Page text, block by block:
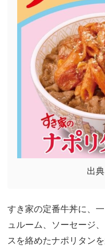
出
すき家の定番牛丼に、
ュルーム、ソーセージ
スを絡めたナポリタン